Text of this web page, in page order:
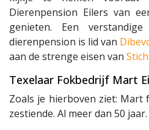
Dierenpension Eilers van
genieten. Een
dierenpension is lid van
aan de strenge eisen van
Texelaar Fokbedrijf Mart
Zoals je hierboven ziet: Mart
zestiende. Al meer dan 50 jaar.